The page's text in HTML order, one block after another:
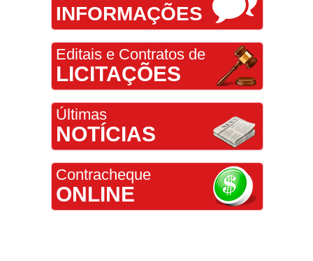
INFORMAÇÕES
Editais e Contratos de
LICITAÇÕES
Últimas
NOTÍCIAS
Contracheque
ONLINE